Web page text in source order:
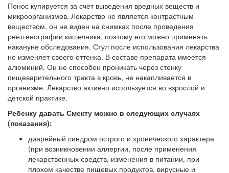
Понос купируется за счет выведения вредных веществ и
микроорганизмов. Лекарство не является контрастным
веществом, он не виден на снимках после проведения
рентгенографии кишечника, поэтому его можно применять
накануне обследования. Стул после использования лекарства
не изменяет своего оттенка. В составе препарата имеется
алюминий. Он не способен проникать через стенку
пищеварительного тракта в кровь, не накапливается в
организме. Лекарство активно используется во взрослой и
детской практике.
Ребенку давать Смекту можно в следующих случаях
(показания):
диарейный синдром острого и хронического характера
(при возникновении аллергии, после применения
лекарственных средств, изменения в питании, при
плохом качестве пищевых продуктов, вирусные и